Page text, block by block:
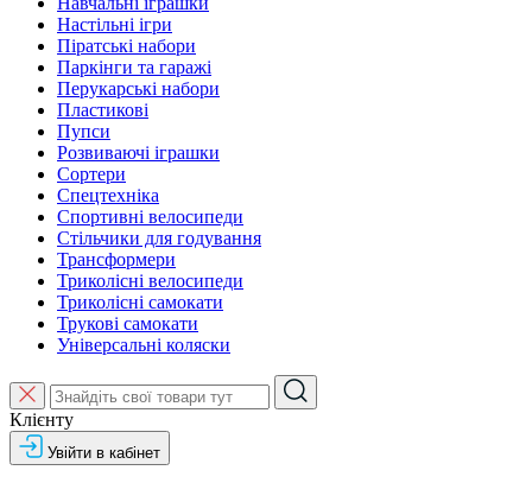
Настільні ігри
Піратські набори
Паркінги та гаражі
Перукарські набори
Пластикові
Пупси
Розвиваючі іграшки
Сортери
Спецтехніка
Спортивні велосипеди
Стільчики для годування
Трансформери
Триколісні велосипеди
Триколісні самокати
Трукові самокати
Універсальні коляски
Клієнту
Увійти в кабінет